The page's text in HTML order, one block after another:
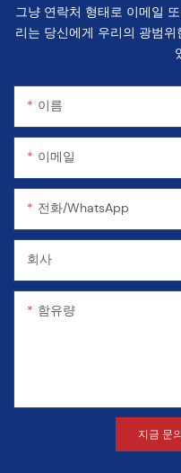
그냥 연락처 형태로 이메일
리는 당신에게 우리의 광범
이름
이메일
전화/WhatsApp
회사
함유량
지금 문